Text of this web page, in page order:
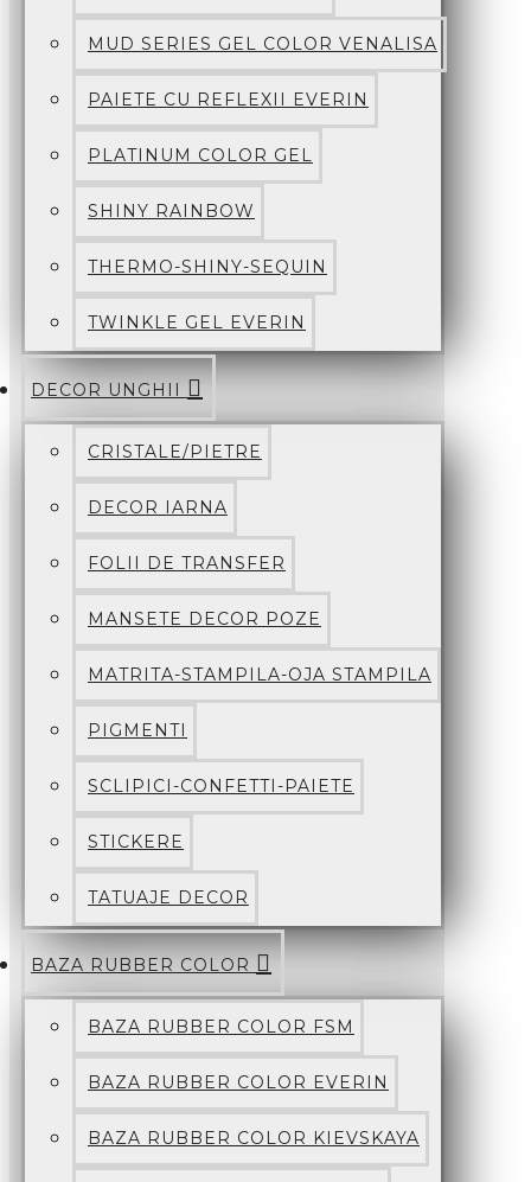
MUD SERIES GEL COLOR VENALISA
PAIETE CU REFLEXII EVERIN
PLATINUM COLOR GEL
SHINY RAINBOW
THERMO-SHINY-SEQUIN
TWINKLE GEL EVERIN
DECOR UNGHII
CRISTALE/PIETRE
DECOR IARNA
FOLII DE TRANSFER
MANSETE DECOR POZE
MATRITA-STAMPILA-OJA STAMPILA
PIGMENTI
SCLIPICI-CONFETTI-PAIETE
STICKERE
TATUAJE DECOR
BAZA RUBBER COLOR
BAZA RUBBER COLOR FSM
BAZA RUBBER COLOR EVERIN
BAZA RUBBER COLOR KIEVSKAYA